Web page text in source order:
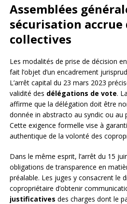
Assemblées
sécurisation accrue
collectives
Les modalités de prise de décision
fait l’objet d’un encadrement
L’arrêt capital du 23 mars 2023
validité des délégations de vote.
affirme que la délégation doit être
donnée in abstracto au syndic ou au
Cette exigence formelle vise à
authentique de la volonté des
Dans le même esprit, l’arrêt du 15
obligations de transparence en
préalable. Les juges y consacrent le
copropriétaire d’obtenir
justificatives des charges dont le